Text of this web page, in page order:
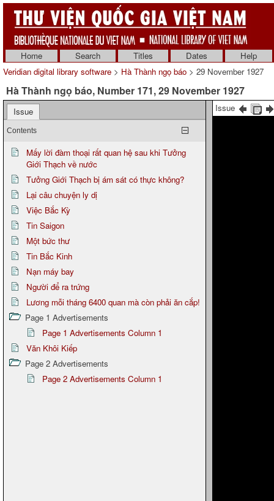
Home Search Titles Dates
Help
Veridian digital library software > Hà Thành ngọ báo > 29 November 1927
Hà Thành ngọ báo, Number 171, 29 November 1927
Issue
Contents
Mấy lời đàm thoại rất quan hệ sau khi Tưởng
Giới Thạch về nước
Tưởng Giới Thạch bị ám sát có thực không?
Lại câu chuyện ly dị
Việc Bắc Kỳ
Tin Saigon
Một bức thư
Tin Bắc Kinh
Nạn máy bay
Người để ra trứng
Lương mỗi tháng 6400 quan mà còn phải ăn cắp!
Page 1 Advertisements
Page 1 Advertisements Column 1
Văn Khôi Kiếp
Page 2 Advertisements
Page 2 Advertisements Column 1
Issue